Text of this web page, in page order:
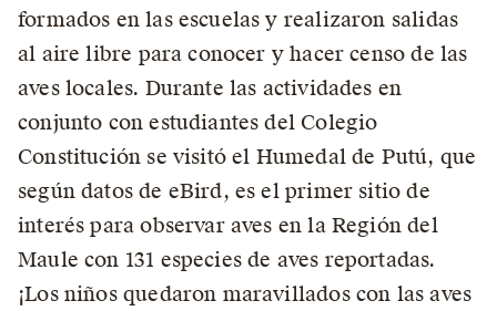
formados en las escuelas y realizaron salidas
al aire libre para conocer y hacer censo de las
aves locales. Durante las actividades en
conjunto con estudiantes del Colegio
Constitución se visitó el Humedal de Putú, que
según datos de eBird, es el primer sitio de
interés para observar aves en la Región del
Maule con 131 especies de aves reportadas.
¡Los niños quedaron maravillados con las aves